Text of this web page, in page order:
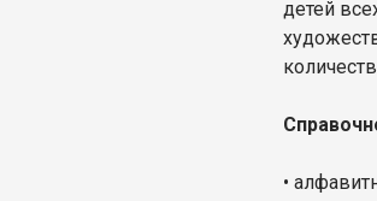
детей
•